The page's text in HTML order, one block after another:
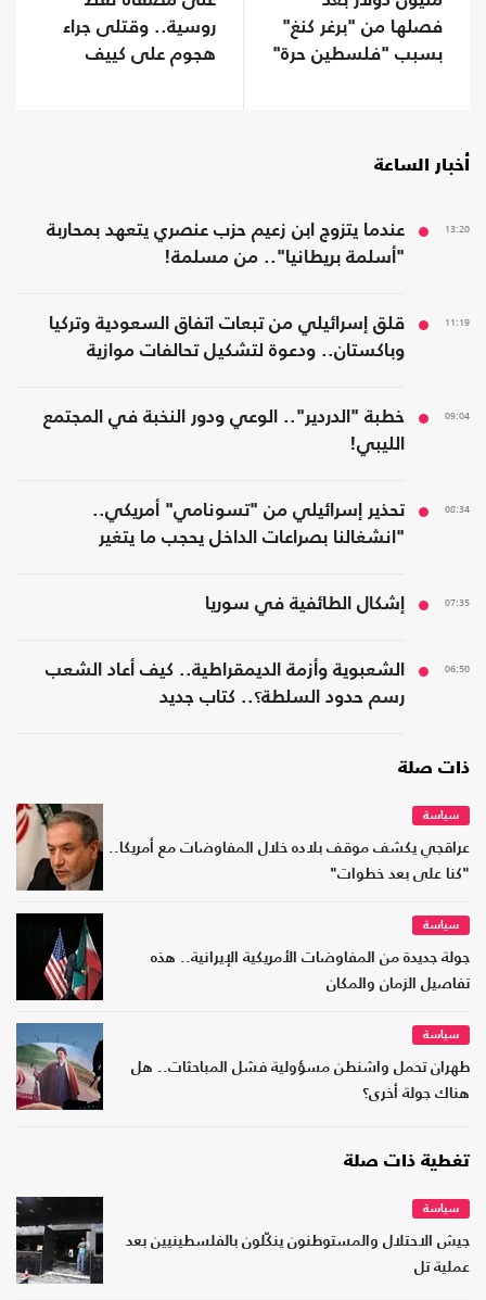
فصلها من "برغر كنغ"
بسبب "فلسطين حرة"
روسية.. وقتلى جراء
هجوم على كييف
أخبار الساعة
13:20
عندما يتزوج ابن زعيم حزب عنصري يتعهد بمحاربة
"أسلمة بريطانيا".. من مسلمة!
11:19
قلق إسرائيلي من تبعات اتفاق السعودية وتركيا
وباكستان.. ودعوة لتشكيل تحالفات موازية
09:04
خطبة "الدردير".. الوعي ودور النخبة في المجتمع
الليبي!
08:34
تحذير إسرائيلي من "تسونامي" أمريكي..
"انشغالنا بصراعات الداخل يحجب ما يتغير
07:35 إشكال الطائفية في سوريا
06:50
الشعبوية وأزمة الديمقراطية.. كيف أعاد الشعب
رسم حدود السلطة؟.. كتاب جديد
ذات صلة
سياسة
عراقجي يكشف موقف بلاده خلال المفاوضات مع أمريكا..
"كنا على بعد خطوات"
سياسة
جولة جديدة من المفاوضات الأمريكية الإيرانية.. هذه
تفاصيل الزمان والمكان
سياسة
طهران تحمل واشنطن مسؤولية فشل المباحثات.. هل
هناك جولة أخرى؟
تغطية ذات صلة
سياسة
جيش الاحتلال والمستوطنون ينكّلون بالفلسطينيين بعد
عملية تل